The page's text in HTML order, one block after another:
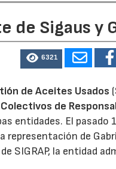
de Sigaus y
6321
de Aceites Usados
de
entidades. El pasado
representación de
SIGRAP, la entidad